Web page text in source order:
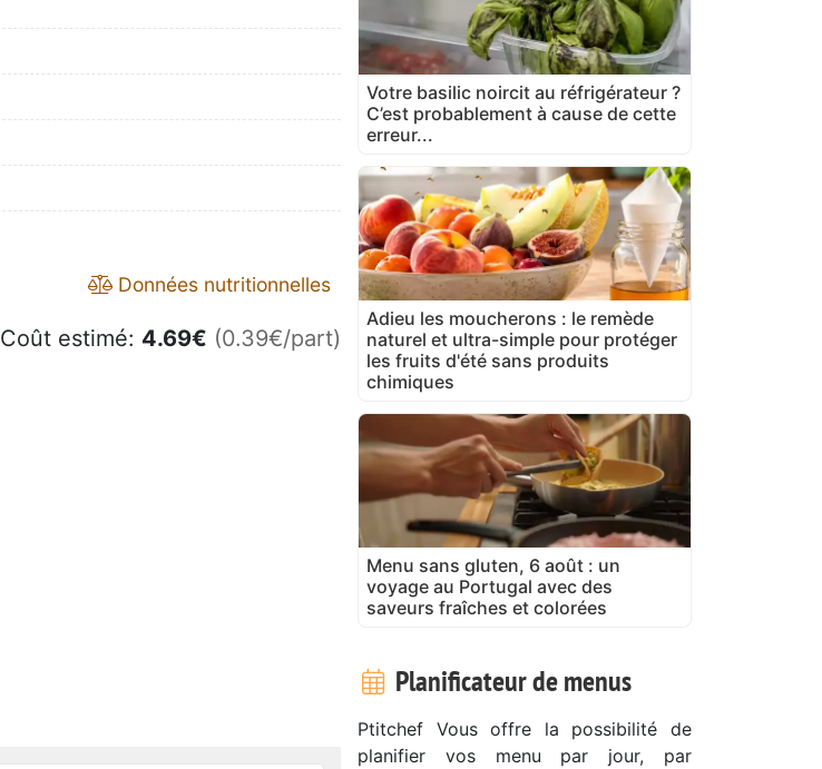
Données nutritionnelles
Coût estimé: 4.69€ (0.39€/part)
Votre basilic noircit au réfrigérateur ?
C’est probablement à cause de cette
erreur...
Adieu les moucherons : le remède
naturel et ultra-simple pour protéger
les fruits d'été sans produits
chimiques
Menu sans gluten, 6 août : un
voyage au Portugal avec des
saveurs fraîches et colorées
Planificateur de menus
Ptitchef Vous offre la possibilité de
planifier vos menu par jour, par